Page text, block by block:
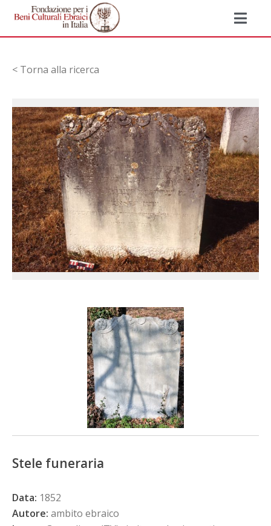
< Torna alla ricerca
Stele funeraria
Data: 1852
Autore: ambito ebraico